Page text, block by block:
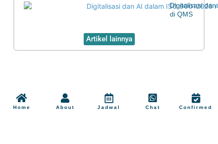
Digitalisasi
di QMS
Artikel lainnya
Home About Jadwal Chat Confirmed